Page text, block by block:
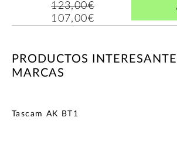
123,00€
107,00€
PRODUCTOS
MARCAS
Tascam AK BT1